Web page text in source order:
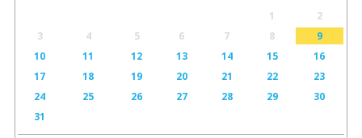
1
2
3
4 5 6 7 8
9
10
11 12 13 14 15
16
17
18 19 20 21 22
23
24
25 26 27 28 29
30
31